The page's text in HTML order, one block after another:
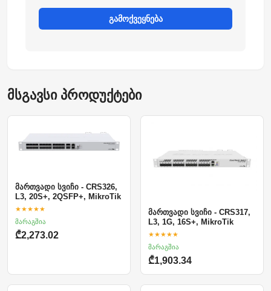
გამოქვეყნება
მსგავსი პროდუქტები
მართვადი სვიჩი - CRS326,
L3, 20S+, 2QSFP+, MikroTik
★★★★★
მარაგშია
₾2,273.02
მართვადი სვიჩი - CRS317,
L3, 1G, 16S+, MikroTik
★★★★★
მარაგშია
₾1,903.34